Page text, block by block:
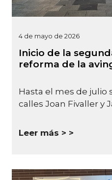
4 de mayo de 2026
Inicio de la
reforma de la
Hasta el mes de julio
calles Joan Fivaller y
Leer más >